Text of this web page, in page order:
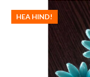
HEA HIND!